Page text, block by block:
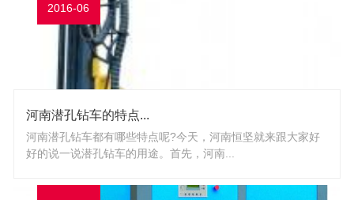
2016-06
河南潜孔钻车的特点...
河南潜孔钻车都有哪些特点呢?今天，河南恒坚就来跟大家好
好的说一说潜孔钻车的用途。首先，河南...